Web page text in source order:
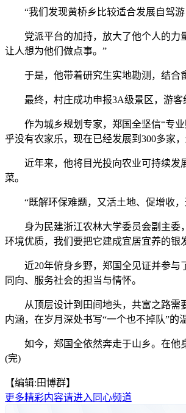
“我们发现黄桥乡比较适合发展自驾游
党派平台的加持，放大了他个人的力量
让人想为他们做点事。”
于是，他带着研究生实地勘测，结合畲
最终，村庄成功申报3A级景区，游客
作为城乡规划专家，郑国全坚信“专业
乎没有农家乐，现在已经发展到300多家
近年来，他将目光投向农业可持续发展
菜。
“既解环保难题，又活土地、促增收，
身为民建浙江农林大学委员会副主委，
环境优质，我们要把它建成宜居宜养的银
近20年俯身乡野，郑国全见证并参与了
同向、服务社会的担当与情怀。
从顶层设计到田间地头，共富之路需要
内涵，在岁月深处书写“一个也不掉队”的
如今，郑国全依然奔走于山乡。在他
(完)
【编辑:田博群】
更多精彩内容请进入同心频道